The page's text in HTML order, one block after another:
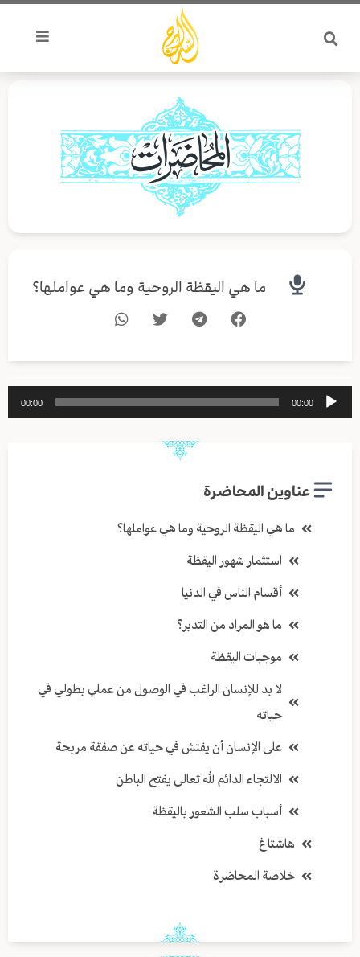
تخطي
المحتوى
ما هي اليقظة الروحية وما هي عواملها؟
مشغل
الصوت
00:00
00:00
عناوين المحاضرة
ما هي اليقظة الروحية وما هي عواملها؟
استثمار شهور اليقظة
أقسام الناس في الدنيا
ما هو المراد من التدبر؟
موجبات اليقظة
لا بد للإنسان الراغب في الوصول من عملي بطولي في
حياته
على الإنسان أن يفتش في حياته عن صفقة مربحة
الالتجاء الدائم لله تعالى يفتح الباطن
أسباب سلب الشعور باليقظة
هاشتاغ
خلاصة المحاضرة